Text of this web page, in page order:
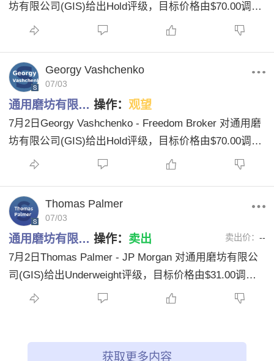
坊有限公司(GIS)给出Hold评级，目标价格由$70.00调整
为$42.00。
Georgy Vashchenko
07/03
通用磨坊有限… 操作： 观望
7月2日Georgy Vashchenko - Freedom Broker 对通用磨
坊有限公司(GIS)给出Hold评级，目标价格由$70.00调整
为$42.00。
Thomas Palmer
07/03
通用磨坊有限… 操作： 卖出 卖出价： --
7月2日Thomas Palmer - JP Morgan 对通用磨坊有限公
司(GIS)给出Underweight评级，目标价格由$31.00调整
为$35.00。
获取更多内容